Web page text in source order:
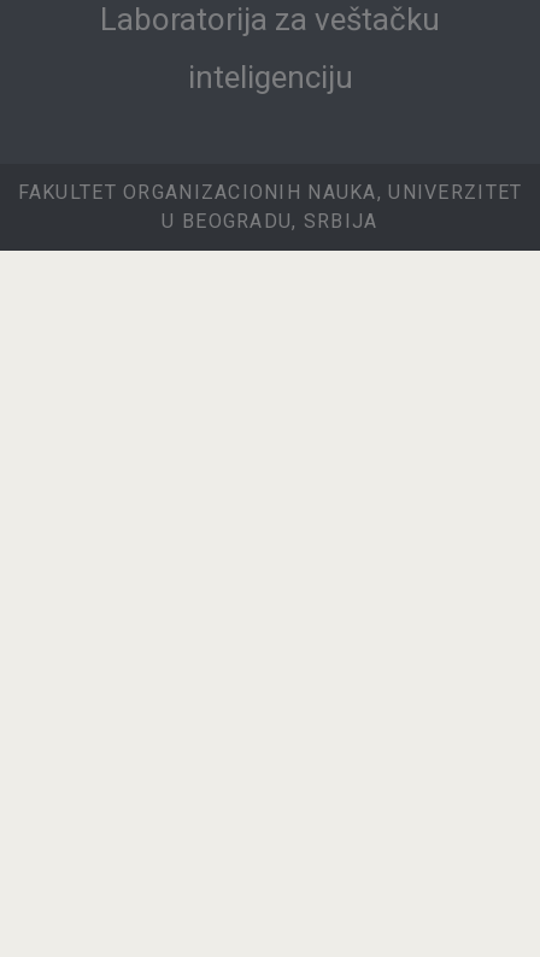
Laboratorija za veštačku
inteligenciju
FAKULTET ORGANIZACIONIH NAUKA, UNIVERZITET
U BEOGRADU, SRBIJA